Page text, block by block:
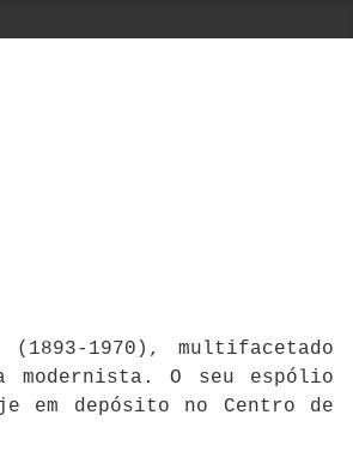
1970), multifacetado
O seu espólio
depósito no Centro de